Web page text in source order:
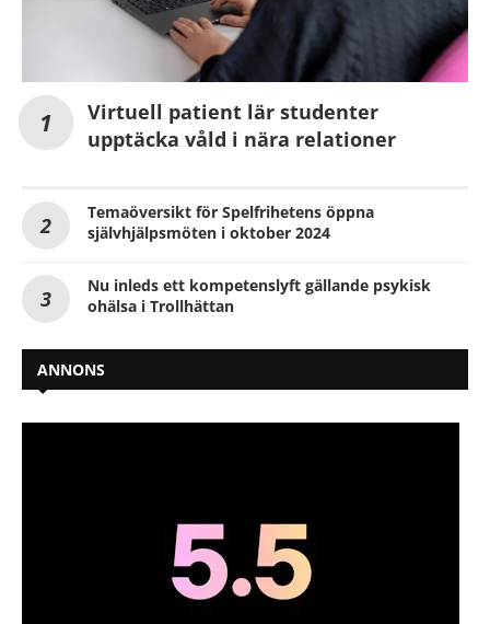
Virtuell patient lär studenter
upptäcka våld i nära relationer
Temaöversikt för Spelfrihetens öppna
självhjälpsmöten i oktober 2024
Nu inleds ett kompetenslyft gällande psykisk
ohälsa i Trollhättan
ANNONS